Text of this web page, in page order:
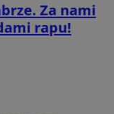
Za nami
rapu!